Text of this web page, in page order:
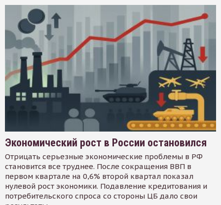
Экономический рост в России остановился
Отрицать серьезные экономические проблемы в РФ
становится все труднее. После сокращения ВВП в
первом квартале на 0,6% второй квартал показал
нулевой рост экономики. Подавление кредитования и
потребительского спроса со стороны ЦБ дало свои